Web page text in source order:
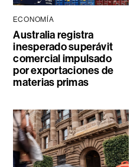
ECONOMÍA
Australia registra
inesperado superávit
comercial impulsado
por exportaciones de
materias primas